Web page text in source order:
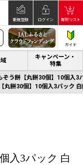
新規登録 ログイン 寄附リスト
ガイド
キャンペーン・
特集
ぞう餅【丸餅30個】10個入3
丸餅30個】10個入3パック
入3パック 白